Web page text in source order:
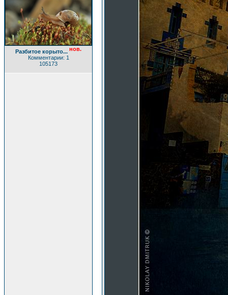
Разбитое корыто... нов.
Комментарии: 1
105173